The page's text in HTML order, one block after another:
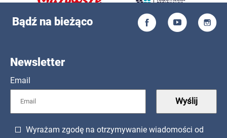
Bądź na bieżąco
Newsletter
Email
Wyrażam zgodę na otrzymywanie wiadomości od
Wyślij